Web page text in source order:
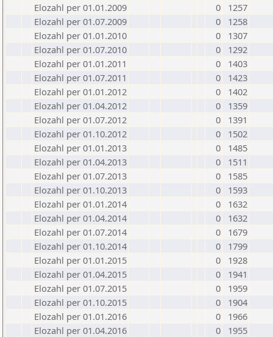
Elozahl per 01.01.2009
0
1257
Elozahl per 01.07.2009
0
1258
Elozahl per 01.01.2010
0
1307
Elozahl per 01.07.2010
0
1292
Elozahl per 01.01.2011
0
1403
Elozahl per 01.07.2011
0
1423
Elozahl per 01.01.2012
0
1402
Elozahl per 01.04.2012
0
1359
Elozahl per 01.07.2012
0
1391
Elozahl per 01.10.2012
0
1502
Elozahl per 01.01.2013
0
1485
Elozahl per 01.04.2013
0
1511
Elozahl per 01.07.2013
0
1585
Elozahl per 01.10.2013
0
1593
Elozahl per 01.01.2014
0
1632
Elozahl per 01.04.2014
0
1632
Elozahl per 01.07.2014
0
1679
Elozahl per 01.10.2014
0
1799
Elozahl per 01.01.2015
0
1928
Elozahl per 01.04.2015
0
1941
Elozahl per 01.07.2015
0
1959
Elozahl per 01.10.2015
0
1904
Elozahl per 01.01.2016
0
1966
Elozahl per 01.04.2016
0
1955